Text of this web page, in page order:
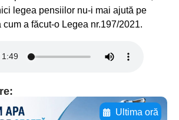
legea pensiilor nu-i mai ajută pe
a făcut-o Legea nr.197/2021.
Ultima oră